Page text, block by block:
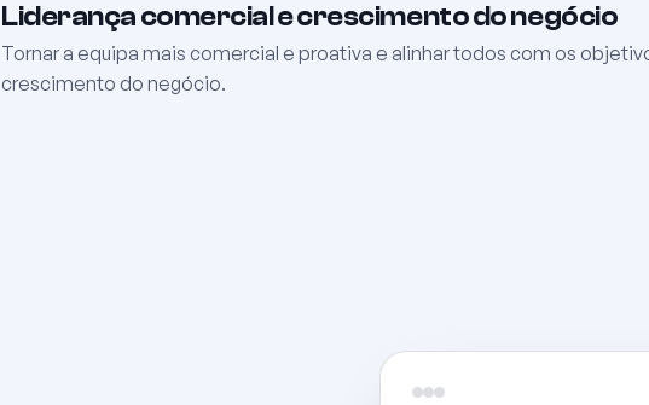
Liderança comercial e crescimento do negócio
Tornar a equipa mais comercial e proativa e alinhar todos com os
crescimento do negócio.